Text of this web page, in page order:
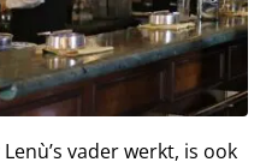
vader werkt, is ook